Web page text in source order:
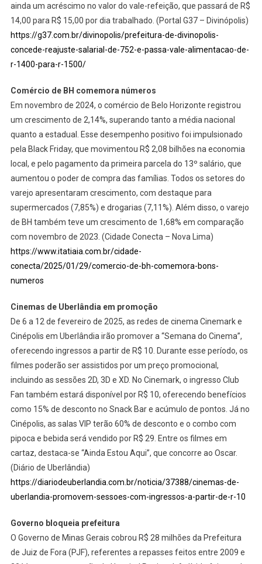
ainda um acréscimo no valor do vale-refeição, que passará de R$
14,00 para R$ 15,00 por dia trabalhado. (Portal G37 – Divinópolis)
https://g37.com.br/divinopolis/prefeitura-de-divinopolis-
concede-reajuste-salarial-de-752-e-passa-vale-alimentacao-de-
r-1400-para-r-1500/
Comércio de BH comemora números
Em novembro de 2024, o comércio de Belo Horizonte registrou
um crescimento de 2,14%, superando tanto a média nacional
quanto a estadual. Esse desempenho positivo foi impulsionado
pela Black Friday, que movimentou R$ 2,08 bilhões na economia
local, e pelo pagamento da primeira parcela do 13º salário, que
aumentou o poder de compra das famílias. Todos os setores do
varejo apresentaram crescimento, com destaque para
supermercados (7,85%) e drogarias (7,11%). Além disso, o varejo
de BH também teve um crescimento de 1,68% em comparação
com novembro de 2023. (Cidade Conecta – Nova Lima)
https://www.itatiaia.com.br/cidade-
conecta/2025/01/29/comercio-de-bh-comemora-bons-
numeros
Cinemas de Uberlândia em promoção
De 6 a 12 de fevereiro de 2025, as redes de cinema Cinemark e
Cinépolis em Uberlândia irão promover a “Semana do Cinema”,
oferecendo ingressos a partir de R$ 10. Durante esse período, os
filmes poderão ser assistidos por um preço promocional,
incluindo as sessões 2D, 3D e XD. No Cinemark, o ingresso Club
Fan também estará disponível por R$ 10, oferecendo benefícios
como 15% de desconto no Snack Bar e acúmulo de pontos. Já no
Cinépolis, as salas VIP terão 60% de desconto e o combo com
pipoca e bebida será vendido por R$ 29. Entre os filmes em
cartaz, destaca-se “Ainda Estou Aqui”, que concorre ao Oscar.
(Diário de Uberlândia)
https://diariodeuberlandia.com.br/noticia/37388/cinemas-de-
uberlandia-promovem-sessoes-com-ingressos-a-partir-de-r-10
Governo bloqueia prefeitura
O Governo de Minas Gerais cobrou R$ 28 milhões da Prefeitura
de Juiz de Fora (PJF), referentes a repasses feitos entre 2009 e